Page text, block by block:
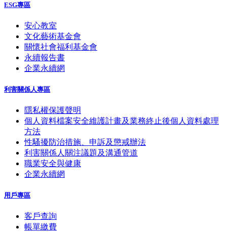
ESG專區
安心教室
文化藝術基金會
關懷社會福利基金會
永續報告書
企業永續網
利害關係人專區
隱私權保護聲明
個人資料檔案安全維護計畫及業務終止後個人資料處理
方法
性騷擾防治措施、申訴及懲戒辦法
利害關係人關注議題及溝通管道
職業安全與健康
企業永續網
用戶專區
客戶查詢
帳單繳費